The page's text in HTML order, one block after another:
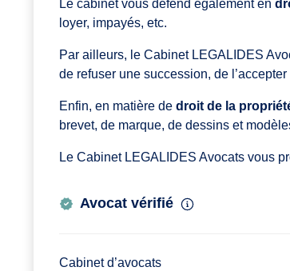
Le cabinet vous défend également en
loyer, impayés, etc.
Par ailleurs, le Cabinet LEGALIDES
de refuser une succession, de
Enfin, en matière de droit de la
brevet, de marque, de dessins et
Le Cabinet LEGALIDES Avocats vous
Avocat vérifié
Cabinet d’avocats